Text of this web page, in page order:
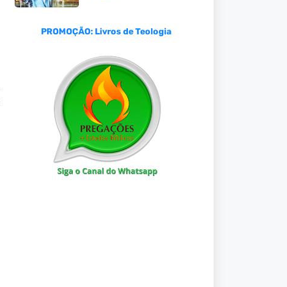
PROMOÇÃO: Livros de Teologia